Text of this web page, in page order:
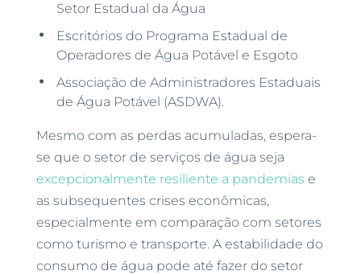
Setor Estadual da Água
Escritórios do Programa Estadual de
Operadores de Água Potável e Esgoto
Associação de Administradores Estaduais
de Água Potável (ASDWA).
Mesmo com as perdas acumuladas, espera-
se que o setor de serviços de água seja
excepcionalmente resiliente a pandemias e
as subsequentes crises econômicas,
especialmente em comparação com setores
como turismo e transporte. A estabilidade do
consumo de água pode até fazer do setor